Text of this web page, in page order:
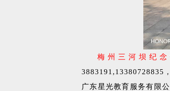
梅州三河坝纪
3883191,13380728835，
广东星光教育服务有限